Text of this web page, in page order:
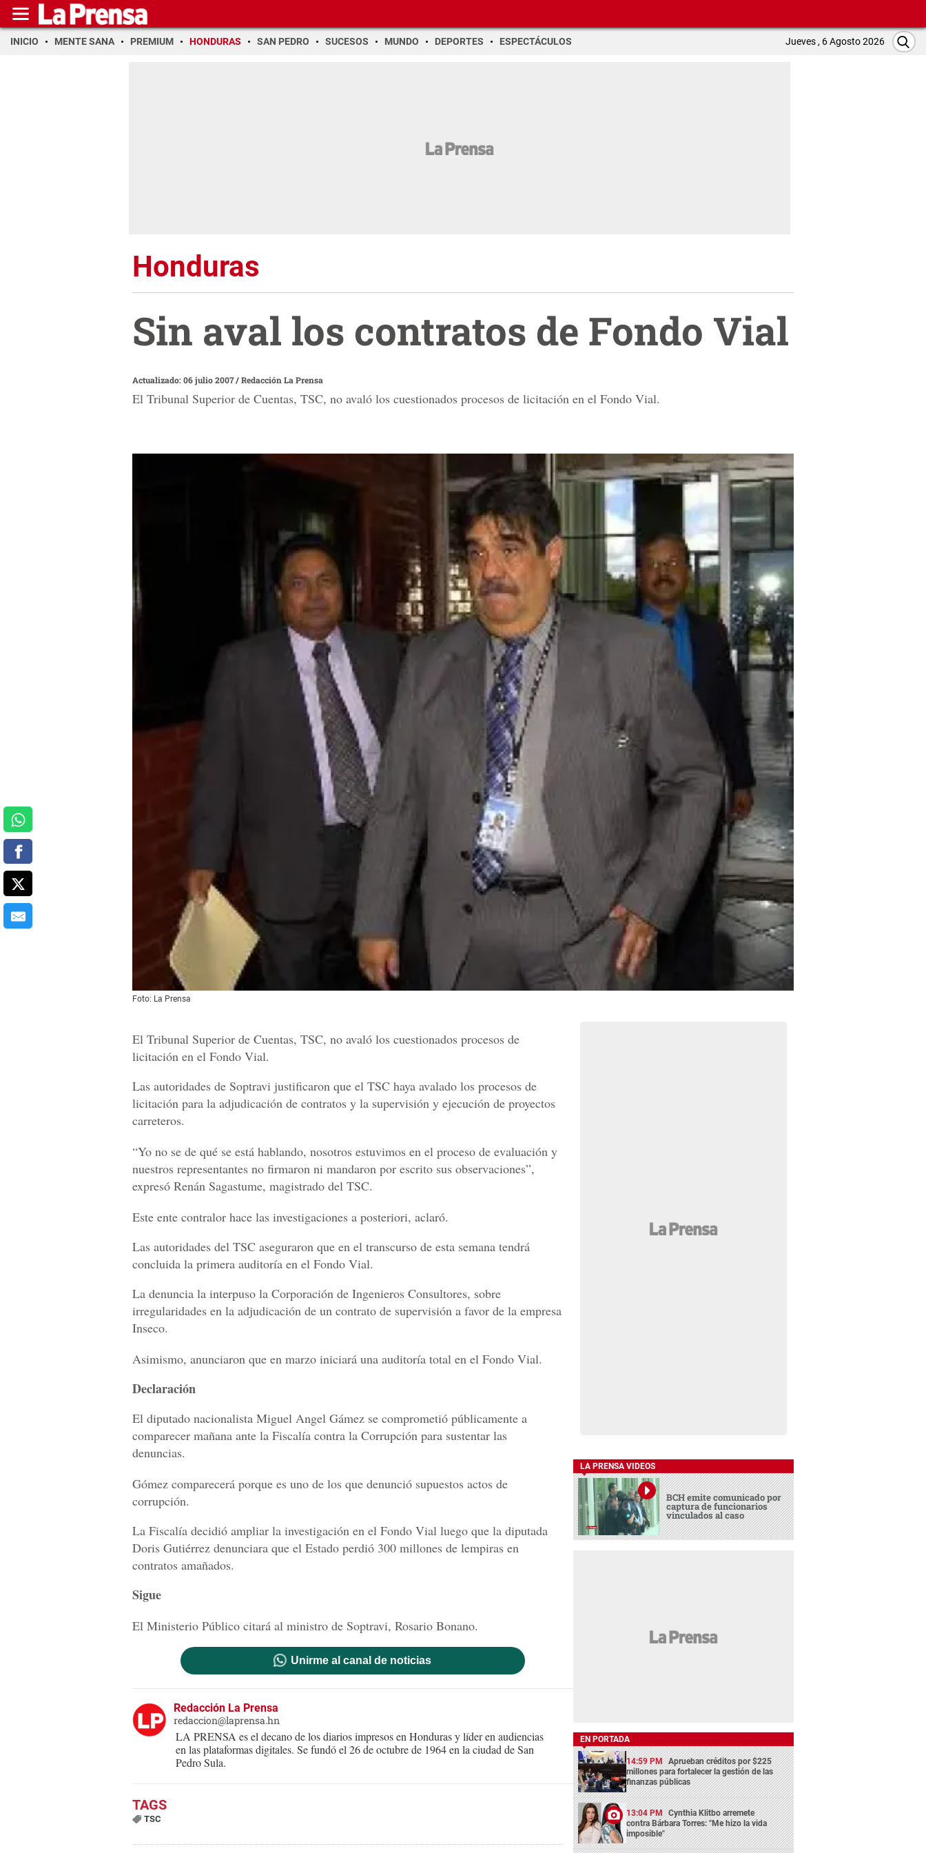
INICIO MENTE SANA PREMIUM HONDURAS SAN PEDRO SUCESOS MUNDO DEPORTES ESPECTÁCULOS Jueves , 6 Agosto 2026
Honduras
Sin aval los contratos de Fondo Vial
Actualizado: 06 julio 2007/Redacción La Prensa
El Tribunal Superior de Cuentas, TSC, no avaló los cuestionados procesos de licitación en el Fondo Vial.
Foto: La Prensa
El Tribunal Superior de Cuentas, TSC, no avaló los cuestionados procesos de
licitación en el Fondo Vial.
Las autoridades de Soptravi justificaron que el TSC haya avalado los procesos de
licitación para la adjudicación de contratos y la supervisión y ejecución de proyectos
carreteros.
“Yo no se de qué se está hablando, nosotros estuvimos en el proceso de evaluación y
nuestros representantes no firmaron ni mandaron por escrito sus observaciones”,
expresó Renán Sagastume, magistrado del TSC.
Este ente contralor hace las investigaciones a posteriori, aclaró.
Las autoridades del TSC aseguraron que en el transcurso de esta semana tendrá
concluida la primera auditoría en el Fondo Vial.
La denuncia la interpuso la Corporación de Ingenieros Consultores, sobre
irregularidades en la adjudicación de un contrato de supervisión a favor de la empresa
Inseco.
Asimismo, anunciaron que en marzo iniciará una auditoría total en el Fondo Vial.
Declaración
El diputado nacionalista Miguel Angel Gámez se comprometió públicamente a
comparecer mañana ante la Fiscalía contra la Corrupción para sustentar las
denuncias.
Gómez comparecerá porque es uno de los que denunció supuestos actos de
corrupción.
La Fiscalía decidió ampliar la investigación en el Fondo Vial luego que la diputada
Doris Gutiérrez denunciara que el Estado perdió 300 millones de lempiras en
contratos amañados.
Sigue
El Ministerio Público citará al ministro de Soptravi, Rosario Bonano.
Unirme al canal de noticias
Redacción La Prensa
redaccion@laprensa.hn
LA PRENSA es el decano de los diarios impresos en Honduras y líder en audiencias
en las plataformas digitales. Se fundó el 26 de octubre de 1964 en la ciudad de San
Pedro Sula.
TSC
LA PRENSA VIDEOS
BCH emite comunicado por
captura de funcionarios
vinculados al caso
EN PORTADA
14:59 PM Aprueban créditos por $225
millones para fortalecer la gestión de las
finanzas públicas
13:04 PM Cynthia Klitbo arremete
contra Bárbara Torres: "Me hizo la vida
imposible"